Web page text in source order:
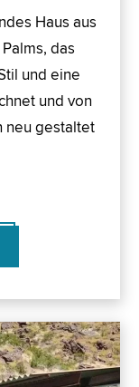
Haus aus
das
und eine
und von
neu gestaltet